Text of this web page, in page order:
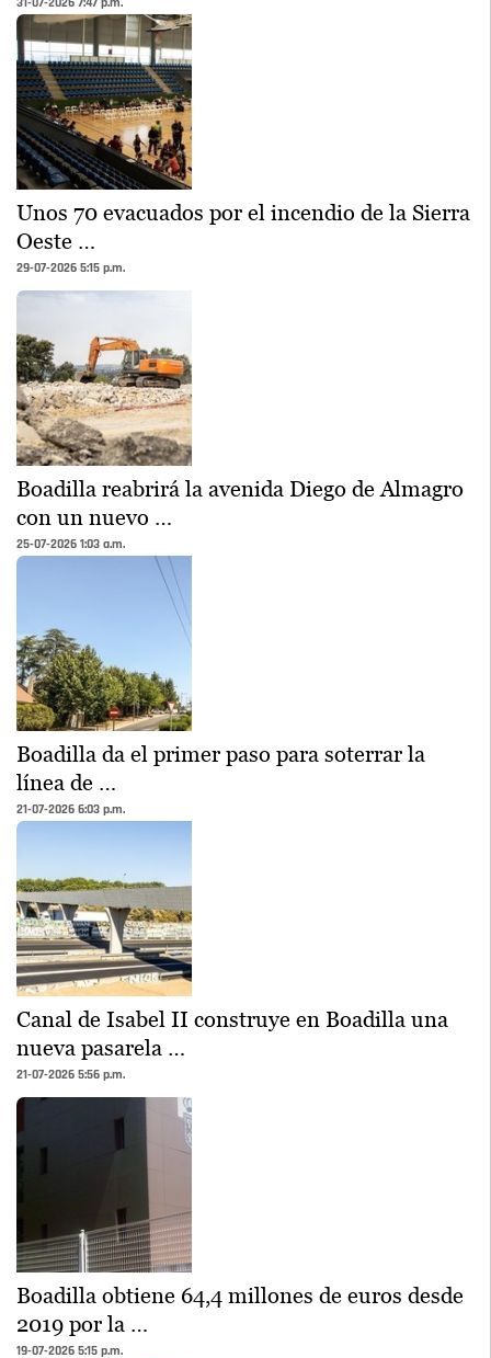
31-07-2026 7:47 p.m.
Unos 70 evacuados por el incendio de la Sierra
Oeste …
29-07-2026 5:15 p.m.
Boadilla reabrirá la avenida Diego de Almagro
con un nuevo …
25-07-2026 1:03 a.m.
Boadilla da el primer paso para soterrar la
línea de …
21-07-2026 6:03 p.m.
Canal de Isabel II construye en Boadilla una
nueva pasarela …
21-07-2026 5:56 p.m.
Boadilla obtiene 64,4 millones de euros desde
2019 por la …
19-07-2026 5:15 p.m.